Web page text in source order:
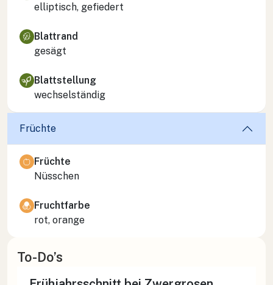
elliptisch, gefiedert
Blattrand
gesägt
Blattstellung
wechselständig
Früchte
Früchte
Nüsschen
Fruchtfarbe
rot, orange
To-Do’s